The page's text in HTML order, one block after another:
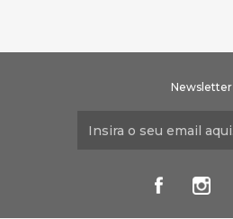
Newsletter